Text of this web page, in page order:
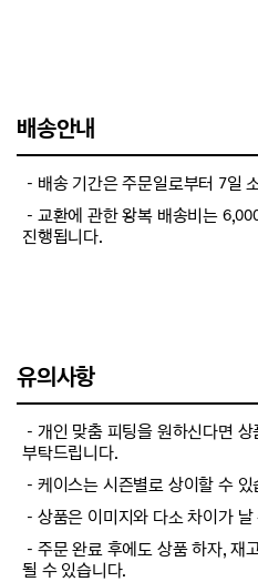
배송안내
－배송 기간은 주문일로부터 7일
－교환에 관한 왕복 배송비는
진행됩니다.
유의사항
－개인 맞춤 피팅을 원하신다면
부탁드립니다.
－케이스는 시즌별로 상이할 수 있
－상품은 이미지와 다소 차이가
－주문 완료 후에도 상품 하자, 재
될 수 있습니다.